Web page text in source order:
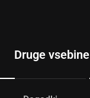
Druge vsebine